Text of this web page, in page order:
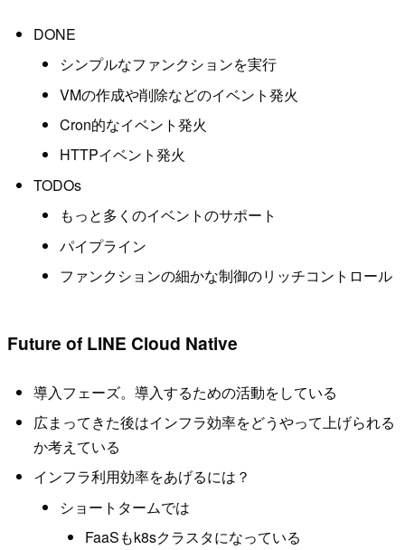
DONE
シンプルなファンクションを実行
VMの作成や削除などのイベント発火
Cron的なイベント発火
HTTPイベント発火
TODOs
もっと多くのイベントのサポート
パイプライン
ファンクションの細かな制御のリッチコントロール
Future of LINE Cloud Native
導入フェーズ。導入するための活動をしている
広まってきた後はインフラ効率をどうやって上げられる
か考えている
インフラ利用効率をあげるには？
ショートタームでは
FaaSもk8sクラスタになっている